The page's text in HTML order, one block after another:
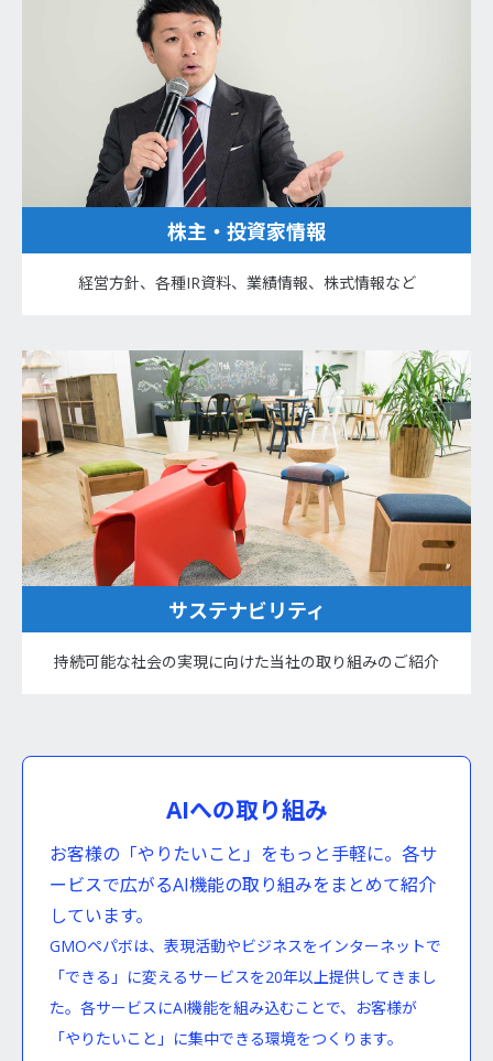
株主・投資家情報
経営方針、各種IR資料、業績情報、株式情報など
サステナビリティ
持続可能な社会の実現に向けた当社の取り組みのご紹介
AIへの取り組み
お客様の「やりたいこと」をもっと手軽に。各サ
ービスで広がるAI機能の取り組みをまとめて紹介
しています。
GMOペパボは、表現活動やビジネスをインターネットで
「できる」に変えるサービスを20年以上提供してきまし
た。各サービスにAI機能を組み込むことで、お客様が
「やりたいこと」に集中できる環境をつくります。